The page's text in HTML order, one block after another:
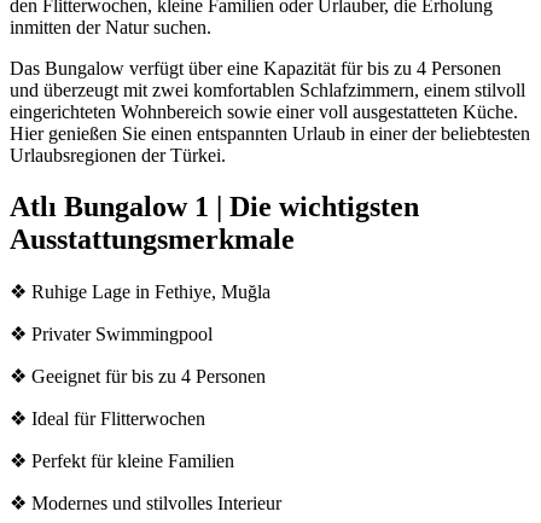
den Flitterwochen, kleine Familien oder Urlauber, die Erholung
inmitten der Natur suchen.
Das Bungalow verfügt über eine Kapazität für bis zu 4 Personen
und überzeugt mit zwei komfortablen Schlafzimmern, einem stilvoll
eingerichteten Wohnbereich sowie einer voll ausgestatteten Küche.
Hier genießen Sie einen entspannten Urlaub in einer der beliebtesten
Urlaubsregionen der Türkei.
Atlı Bungalow 1 | Die wichtigsten
Ausstattungsmerkmale
❖ Ruhige Lage in Fethiye, Muğla
❖ Privater Swimmingpool
❖ Geeignet für bis zu 4 Personen
❖ Ideal für Flitterwochen
❖ Perfekt für kleine Familien
❖ Modernes und stilvolles Interieur